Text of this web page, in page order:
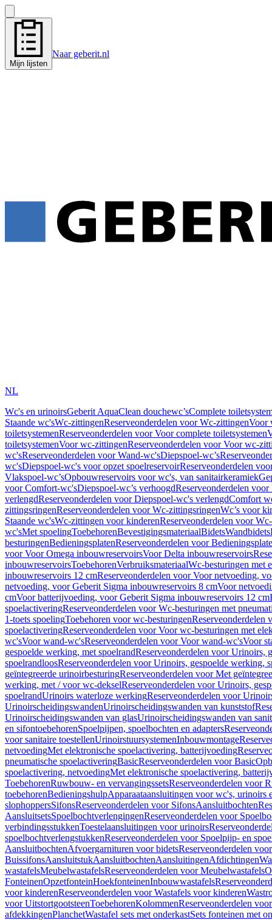
Mijn lijsten
Naar geberit.nl
NL
Wc's en urinoirsGeberit AquaClean douchewc’sComplete
Staande wc'sWc-zittingenReserveonderdelen voor Wc-zittingenVoor
toiletsystemenReserveonderdelen voor Voor complete toiletsystemen
toiletsystemenVoor wc-zittingenReserveonderdelen voor Voor wc-
wc'sReserveonderdelen voor Wand-wc'sDiepspoel-wc’s
wc'sDiepspoel-wc's voor opzet spoelreservoirReserveonderdelen
Vlakspoel-wc’sOpbouwreservoirs voor wc's, van sanitairkeramiek
voor Comfort-wc'sDiepspoel-wc’s verhoogdReserveonderdelen
verlengdReserveonderdelen voor Diepspoel-wc's verlengdComfort
zittingsringenReserveonderdelen voor Wc-zittingsringenWc’s voor
Staande wc'sWc-zittingen voor kinderenReserveonderdelen voor
wc'sMet spoelingToebehorenBevestigingsmateriaalBidetsWandbidets
besturingenBedieningsplatenReserveonderdelen voor
voor Voor Omega inbouwreservoirsVoor Delta inbouwreservoirs
inbouwreservoirsToebehorenVerbruiksmateriaalWc-besturingen met
inbouwreservoirs 12 cmReserveonderdelen voor Voor netvoeding,
netvoeding, voor Geberit Sigma inbouwreservoirs 8 cmVoor
cmVoor batterijvoeding, voor Geberit Sigma inbouwreservoirs 12 cm
spoelactiveringReserveonderdelen voor Wc-besturingen met
1-toets spoelingToebehoren voor wc-besturingenReserveonderdelen
spoelactiveringReserveonderdelen voor Voor wc-besturingen met
wc'sVoor wand-wc'sReserveonderdelen voor Voor wand-wc'sVoor
gespoelde werking, met spoelrandReserveonderdelen voor Urinoirs,
spoelrandloosReserveonderdelen voor Urinoirs, gespoelde werking,
geïntegreerde urinoirbesturingReserveonderdelen voor Met
werking, met / voor wc-dekselReserveonderdelen voor Urinoirs,
spoelrandUrinoirs waterloze werkingReserveonderdelen voor
UrinoirscheidingswandenUrinoirscheidingswanden van kunststof
Urinoirscheidingswanden van glasUrinoirscheidingswanden van
en sifontoebehorenSpoelpijpen, spoelbochten en adapters
voor sanitaire toestellenUrinoirstuursystemenInbouwmontage
netvoedingMet elektronische spoelactivering, batterijvoeding
pneumatische spoelactiveringBasicReserveonderdelen voor Basic
spoelactivering, netvoedingMet elektronische spoelactivering,
ToebehorenRuwbouw- en vervangingssetsReserveonderdelen voor
toebehorenBedieningshulpApparaataansluitingen voor wc's, urinoirs
slophoppersSifonsReserveonderdelen voor SifonsAansluitbochten
AansluitsetsSpoelbochtverlengingenReserveonderdelen voor
verbindingsstukkenToestelaansluitingen voor urinoirs
spoelbochtverlengstukkenReserveonderdelen voor Spoelpijp- en
AansluitbochtenAfvoergarnituren voor bidetsReserveonderdelen
BuissifonsAansluitstukAansluitbochtenAansluitingenAfdichtingen
wastafelsMeubelwastafelsReserveonderdelen voor Meubelwastafels
FonteinenOpzetfonteinHoekfonteinenInbouwwastafels
voor kinderenReserveonderdelen voor Wastafels voor kinderen
voor UitstortgootsteenToebehorenKolommenReserveonderdelen
afdekkingenPlanchetWastafel sets met onderkastSets fonteinen met